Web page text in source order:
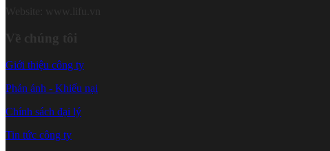
Về chúng tôi
Giới thiệu công ty
Phản ánh - Khiếu nại
Chính sách đại lý
Tin tức công ty